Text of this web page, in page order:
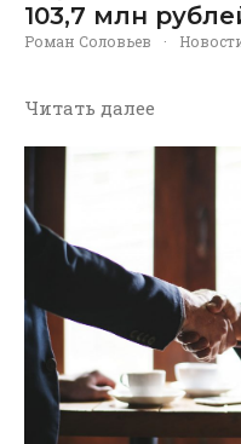
103,7 млн
Роман Соловьев ·
Читать далее